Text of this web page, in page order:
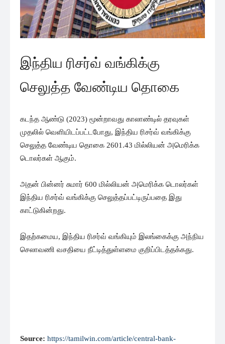
இந்திய ரிசர்வ் வங்கிக்கு
செலுத்த வேண்டிய தொகை
கடந்த ஆண்டு (2023) மூன்றாவது காலாண்டில் தரவுகள்
முதலில் வெளியிடப்பட்டபோது, ​​இந்திய ரிசர்வ் வங்கிக்கு
செலுத்த வேண்டிய தொகை 2601.43 மில்லியன் அமெரிக்க
டொலர்கள் ஆகும்.
அதன் பின்னர் சுமார் 600 மில்லியன் அமெரிக்க டொலர்கள்
இந்திய ரிசர்வ் வங்கிக்கு செலுத்தப்பட்டிருப்பதை இது
காட்டுகின்றது.
இதற்கமைய, இந்திய ரிசர்வ் வங்கியும் இலங்கைக்கு அந்நிய
செலாவணி வசதியை நீட்டித்துள்ளமை குறிப்பிடத்தக்கது.
Source: https://tamilwin.com/article/central-bank-